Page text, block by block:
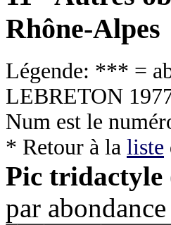
Rhône-Alpes
Légende: *** =
LEBRETON
Num est le
* Retour à la liste
Pic tridactyle
par